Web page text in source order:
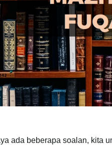
ada beberapa soalan, kita